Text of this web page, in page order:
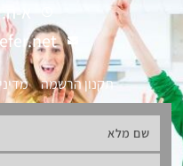
א-ה: 09:00-
תקנון הרשמה